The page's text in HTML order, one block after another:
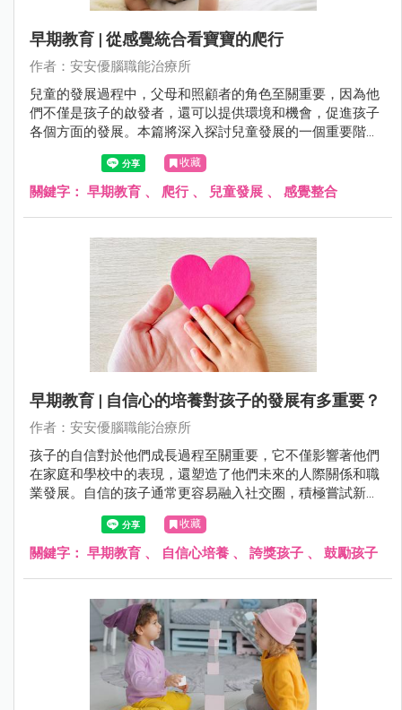
早期教育 | 從感覺統合看寶寶的爬行
作者：安安優腦職能治療所
兒童的發展過程中，父母和照顧者的角色至關重要，因為他
們不僅是孩子的啟發者，還可以提供環境和機會，促進孩子
各個方面的發展。本篇將深入探討兒童發展的一個重要階
段：爬行。通過了解兒童在爬行過程中的生理和感覺發展，
我們可以更好地理解為什麼爬行對孩子的成長至關重要。父
母和照顧者將在這本文章中找到有關如何支持和促進寶寶爬
收藏
關鍵字： 早期教育 、 爬行、 兒童發展 、 感覺整合
早期教育 | 自信心的培養對孩子的發展有多重要？
作者：安安優腦職能治療所
孩子的自信對於他們成長過程至關重要，它不僅影響著他們
在家庭和學校中的表現，還塑造了他們未來的人際關係和職
業發展。自信的孩子通常更容易融入社交圈，積極嘗試新事
物，並擁有更積極的心態面對挑戰。相反，缺乏自信的孩子
可能會陷入自我懷疑和消極情緒中，影響他們的全面成長。
收藏
關鍵字： 早期教育 、 自信心培養 、 誇獎孩子 、 鼓勵孩子